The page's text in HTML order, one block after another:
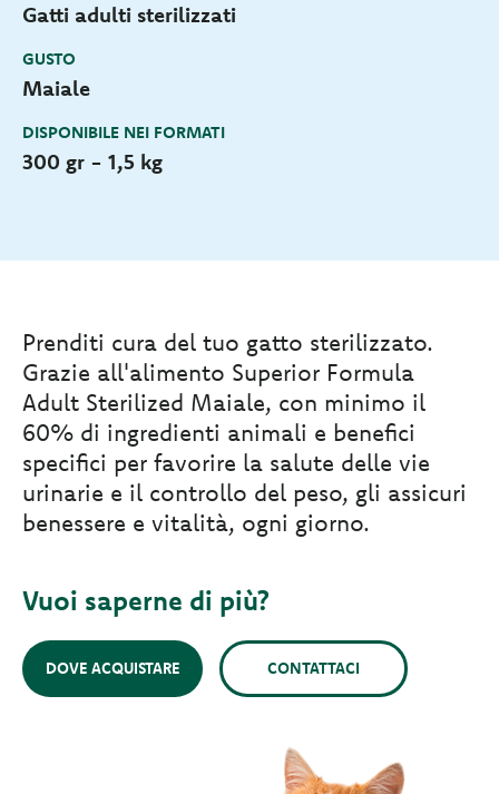
Gatti adulti sterilizzati
GUSTO
Maiale
DISPONIBILE NEI FORMATI
300 gr - 1,5 kg
Prenditi cura del tuo gatto sterilizzato.
Grazie all'alimento Superior Formula
Adult Sterilized Maiale, con minimo il
60% di ingredienti animali e benefici
specifici per favorire la salute delle vie
urinarie e il controllo del peso, gli assicuri
benessere e vitalità, ogni giorno.
Vuoi saperne di più?
DOVE ACQUISTARE CONTATTACI